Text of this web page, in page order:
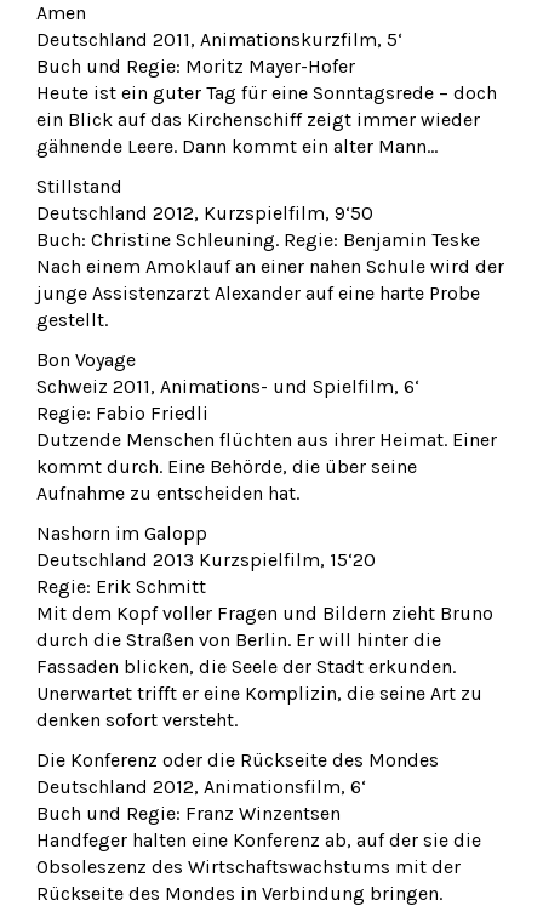
Amen
Deutschland 2011, Animationskurzfilm, 5‘
Buch und Regie: Moritz Mayer-Hofer
Heute ist ein guter Tag für eine Sonntagsrede – doch
ein Blick auf das Kirchenschiff zeigt immer wieder
gähnende Leere. Dann kommt ein alter Mann…
Stillstand
Deutschland 2012, Kurzspielfilm, 9‘50
Buch: Christine Schleuning. Regie: Benjamin Teske
Nach einem Amoklauf an einer nahen Schule wird der
junge Assistenzarzt Alexander auf eine harte Probe
gestellt.
Bon Voyage
Schweiz 2011, Animations- und Spielfilm, 6‘
Regie: Fabio Friedli
Dutzende Menschen flüchten aus ihrer Heimat. Einer
kommt durch. Eine Behörde, die über seine
Aufnahme zu entscheiden hat.
Nashorn im Galopp
Deutschland 2013 Kurzspielfilm, 15‘20
Regie: Erik Schmitt
Mit dem Kopf voller Fragen und Bildern zieht Bruno
durch die Straßen von Berlin. Er will hinter die
Fassaden blicken, die Seele der Stadt erkunden.
Unerwartet trifft er eine Komplizin, die seine Art zu
denken sofort versteht.
Die Konferenz oder die Rückseite des Mondes
Deutschland 2012, Animationsfilm, 6‘
Buch und Regie: Franz Winzentsen
Handfeger halten eine Konferenz ab, auf der sie die
Obsoleszenz des Wirtschaftswachstums mit der
Rückseite des Mondes in Verbindung bringen.